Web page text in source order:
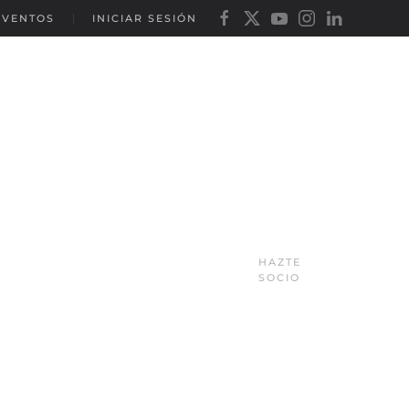
INICIAR SESIÓN
HAZTE
SOCIO